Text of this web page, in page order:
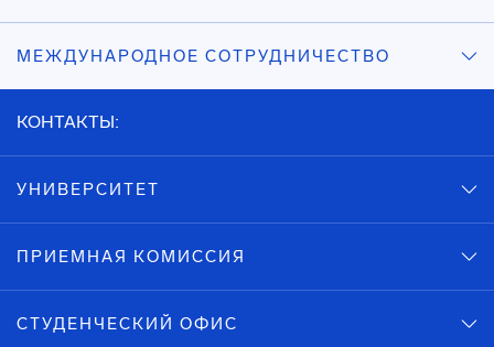
МЕЖДУНАРОДНОЕ СОТРУДНИЧЕСТВО
КОНТАКТЫ:
УНИВЕРСИТЕТ
ПРИЕМНАЯ КОМИССИЯ
СТУДЕНЧЕСКИЙ ОФИС